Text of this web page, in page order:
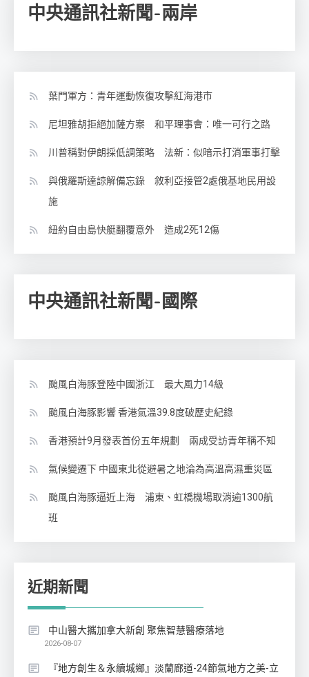
中央通訊社新聞-兩岸
葉門軍方：青年運動恢復攻擊紅海港市
尼坦雅胡拒絕加薩方案 和平理事會：唯一可行之路
川普稱對伊朗採低調策略 法新：似暗示打消軍事打擊
與俄羅斯達諒解備忘錄 敘利亞接管2處俄基地民用設
施
紐約自由島快艇翻覆意外 造成2死12傷
中央通訊社新聞-國際
颱風白海豚登陸中國浙江 最大風力14級
颱風白海豚影響 香港氣溫39.8度破歷史紀錄
香港預計9月發表首份五年規劃 兩成受訪青年稱不知
氣候變遷下 中國東北從避暑之地淪為高溫高濕重災區
颱風白海豚逼近上海 浦東、虹橋機場取消逾1300航
班
近期新聞
中山醫大攜加拿大新創 聚焦智慧醫療落地
2026-08-07
『地方創生＆永續城鄉』淡蘭廊道-24節氣地方之美-立